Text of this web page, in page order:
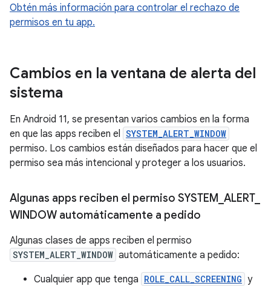
Obtén más información para controlar el rechazo de
permisos en tu app.
Cambios en la ventana de alerta del
sistema
En Android 11, se presentan varios cambios en la forma
en que las apps reciben el SYSTEM_ALERT_WINDOW
permiso. Los cambios están diseñados para hacer que el
permiso sea más intencional y proteger a los usuarios.
Algunas apps reciben el permiso SYSTEM ALERT_
WINDOW automáticamente a pedido
Algunas clases de apps reciben el permiso
SYSTEM_ALERT_WINDOW automáticamente a pedido:
Cualquier app que tenga ROLE_CALL_SCREENING y